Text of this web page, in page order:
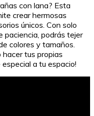
con lana? Esta
crear hermosas
únicos. Con solo
paciencia, podrás tejer
colores y tamaños.
hacer tus propias
a tu espacio!